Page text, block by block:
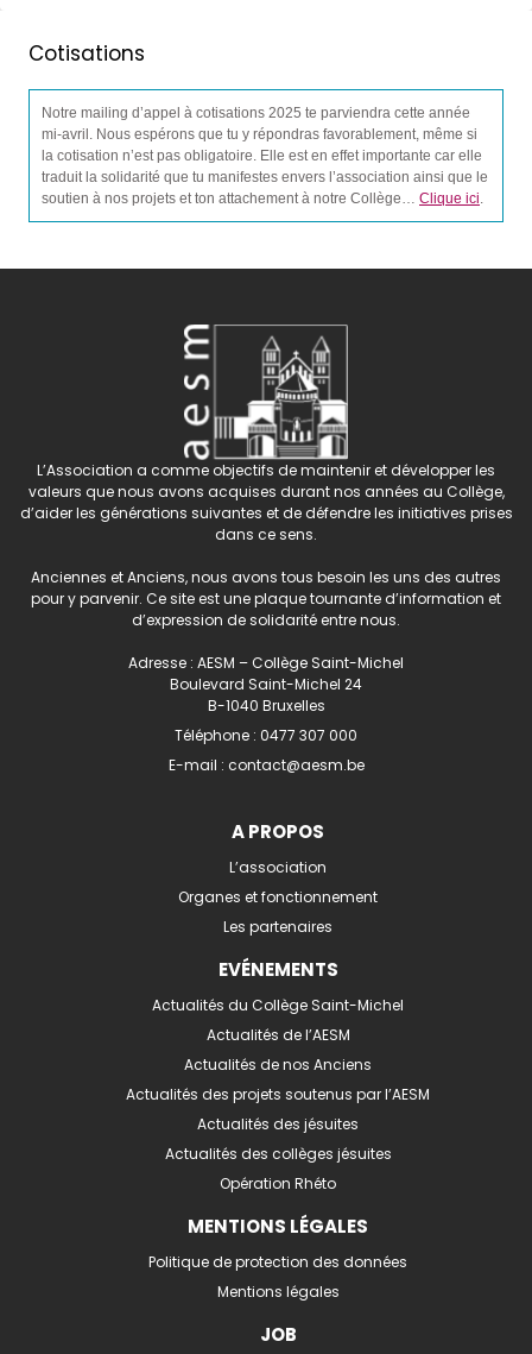
Cotisations
Notre mailing d’appel à cotisations 2025 te parviendra cette année
mi-avril. Nous espérons que tu y répondras favorablement, même si
la cotisation n’est pas obligatoire. Elle est en effet importante car elle
traduit la solidarité que tu manifestes envers l’association ainsi que le
soutien à nos projets et ton attachement à notre Collège… Clique ici.
L’Association a comme objectifs de maintenir et développer les
valeurs que nous avons acquises durant nos années au Collège,
d’aider les générations suivantes et de défendre les initiatives prises
dans ce sens.
Anciennes et Anciens, nous avons tous besoin les uns des autres
pour y parvenir. Ce site est une plaque tournante d’information et
d’expression de solidarité entre nous.
Adresse : AESM – Collège Saint-Michel
Boulevard Saint-Michel 24
B-1040 Bruxelles
Téléphone : 0477 307 000
E-mail : contact@aesm.be
A PROPOS
L’association
Organes et fonctionnement
Les partenaires
EVÉNEMENTS
Actualités du Collège Saint-Michel
Actualités de l’AESM
Actualités de nos Anciens
Actualités des projets soutenus par l’AESM
Actualités des jésuites
Actualités des collèges jésuites
Opération Rhéto
MENTIONS LÉGALES
Politique de protection des données
Mentions légales
JOB